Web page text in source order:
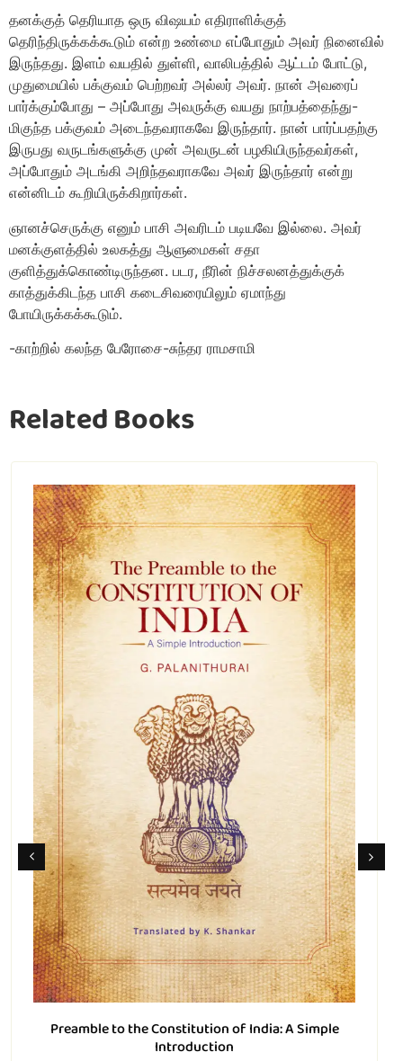
தனக்குத் தெரியாத ஒரு விஷயம் எதிராளிக்குத்
தெரிந்திருக்கக்கூடும் என்ற உண்மை எப்போதும் அவர் நினைவில்
இருந்தது. இளம் வயதில் துள்ளி, வாலிபத்தில் ஆட்டம் போட்டு,
முதுமையில் பக்குவம் பெற்றவர் அல்லர் அவர். நான் அவரைப்
பார்க்கும்போது – அப்போது அவருக்கு வயது நாற்பத்தைந்து-
மிகுந்த பக்குவம் அடைந்தவராகவே இருந்தார். நான் பார்ப்பதற்கு
இருபது வருடங்களுக்கு முன் அவருடன் பழகியிருந்தவர்கள்,
அப்போதும் அடங்கி அறிந்தவராகவே அவர் இருந்தார் என்று
என்னிடம் கூறியிருக்கிறார்கள்.
ஞானச்செருக்கு எனும் பாசி அவரிடம் படியவே இல்லை. அவர்
மனக்குளத்தில் உலகத்து ஆளுமைகள் சதா
குளித்துக்கொண்டிருந்தன. படர, நீரின் நிச்சலனத்துக்குக்
காத்துக்கிடந்த பாசி கடைசிவரையிலும் ஏமாந்து
போயிருக்கக்கூடும்.
-காற்றில் கலந்த பேரோசை-சுந்தர ராமசாமி
Related Books
₹200.00